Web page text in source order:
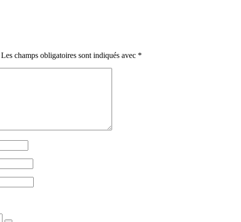
Les champs obligatoires sont indiqués avec *